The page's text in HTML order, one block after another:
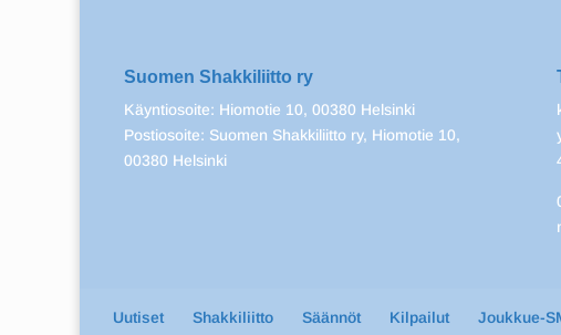
Suomen Shakkiliitto ry
Käyntiosoite: Hiomotie 10, 00380 Helsinki
Postiosoite: Suomen Shakkiliitto ry, Hiomotie 10,
00380 Helsinki
Uutiset Shakkiliitto Säännöt Kilpailut Joukkue-